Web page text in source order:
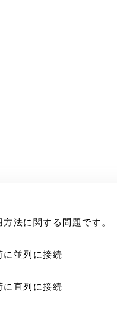
法に関する問題です。
に並列に接続
に直列に接続